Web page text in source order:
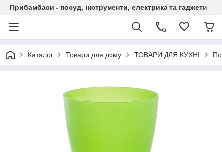
Прибамбаси - посуд, інструменти, електрика та гаджети
Каталог Товари для дому ТОВАРИ ДЛЯ КУХНІ